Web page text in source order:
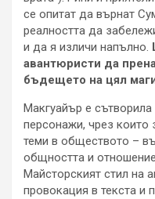
се опитат да върнат
реалността да
и да я изличи напълно.
авантюристи да
бъдещето на цял
Макгуайър е
персонажи, чрез които
теми в обществото –
общността и
Майсторският стил на
провокация в текста и